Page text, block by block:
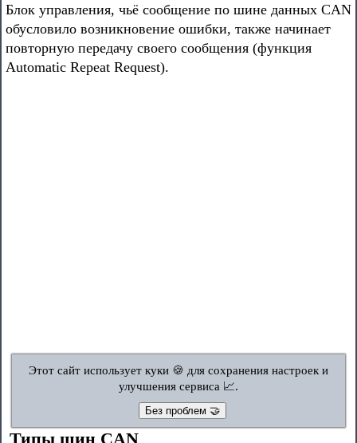
Блок управления, чьё сообщение по шине данных CAN
обусловило возникновение ошибки, также начинает
повторную передачу своего сообщения (функция
Automatic Repeat Request).
Типы шин CAN
Этот сайт использует куки 🍪 для сохранения настроек и
улучшения сервиса 📈.
Без проблем 🤝